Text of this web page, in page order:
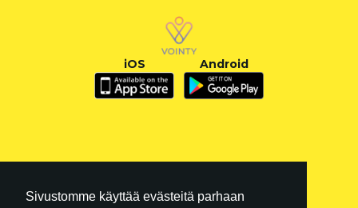
Sivustomme käyttää evästeitä parhaan
iOS Android